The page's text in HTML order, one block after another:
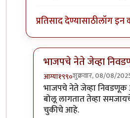
प्रतिसाद देण्यासाठीलॉग इन
भाजपचे नेते जेव्हा
आग्या१९९०शुक्रवार, 08/08/
In reply to+1byअमरेंद्र
भाजपचे नेते जेव्हा
बोलू लागतात तेव्हा
चुकीचे आहे.